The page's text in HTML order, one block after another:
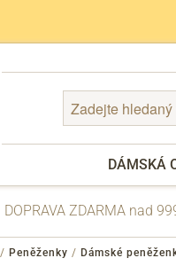
DÁMSKÁ
DOPRAVA ZDARMA nad
/ Peněženky / Dámské